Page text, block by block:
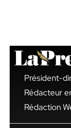
Président-
Rédacteur
Rédaction